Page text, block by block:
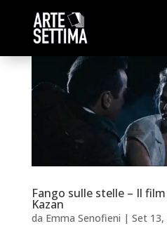
Fango sulle stelle – Il
Kazan
da Emma Senofieni | Set 13,